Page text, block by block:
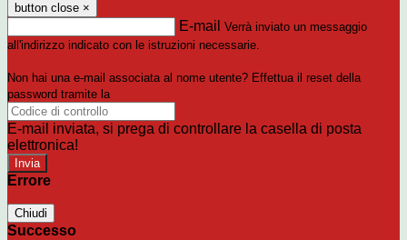
button close ×
E-mail Verrà inviato un messaggio
all'indirizzo indicato con le istruzioni necessarie.
Non hai una e-mail associata al nome utente? Effettua il reset della
password tramite la
E-mail inviata, si prega di controllare la casella di posta
elettronica!
Errore
Chiudi
Successo